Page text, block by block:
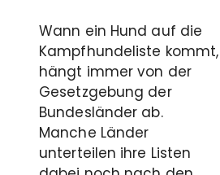
Wann ein Hund auf die
Kampfhundeliste kommt,
hängt immer von der
Gesetzgebung der
Bundesländer ab.
Manche Länder
unterteilen ihre Listen